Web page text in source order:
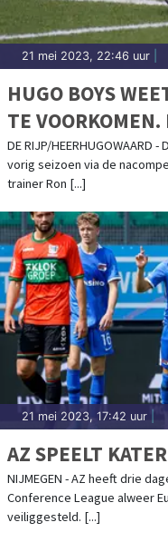
21 mei 2023, 22:46 uur
HUGO BOYS
TE VOORKOMEN.
VERTROUWEN
DE RIJP/
vorig seizoen via de
trainer Ron [...]
21 mei 2023, 17:42 uur
AZ SPEELT
NIJMEGEN - AZ heeft drie
Conference League alweer
veiliggesteld. [...]